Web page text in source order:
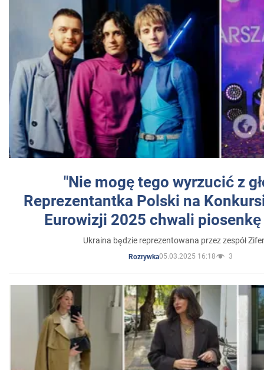
"Nie mogę tego wyrzucić z
Reprezentantka Polski na
Eurowizji 2025 chwali
Ukraina będzie reprezentowana przez zespół
Rozrywka05.03.2025 16:18 3